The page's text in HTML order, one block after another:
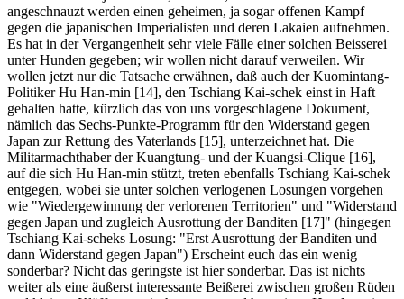
angeschnauzt werden einen geheimen, ja sogar offenen Kampf
gegen die japanischen Imperialisten und deren Lakaien aufnehmen.
Es hat in der Vergangenheit sehr viele Fälle einer solchen Beisserei
unter Hunden gegeben; wir wollen nicht darauf verweilen. Wir
wollen jetzt nur die Tatsache erwähnen, daß auch der Kuomintang-
Politiker Hu Han-min [14], den Tschiang Kai-schek einst in Haft
gehalten hatte, kürzlich das von uns vorgeschlagene Dokument,
nämlich das Sechs-Punkte-Programm für den Widerstand gegen
Japan zur Rettung des Vaterlands [15], unterzeichnet hat. Die
Militarmachthaber der Kuangtung- und der Kuangsi-Clique [16],
auf die sich Hu Han-min stützt, treten ebenfalls Tschiang Kai-schek
entgegen, wobei sie unter solchen verlogenen Losungen vorgehen
wie "Wiedergewinnung der verlorenen Territorien" und "Widerstand
gegen Japan und zugleich Ausrottung der Banditen [17]" (hingegen
Tschiang Kai-scheks Losung: "Erst Ausrottung der Banditen und
dann Widerstand gegen Japan") Erscheint euch das ein wenig
sonderbar? Nicht das geringste ist hier sonderbar. Das ist nichts
weiter als eine äußerst interessante Beißerei zwischen großen Rüden